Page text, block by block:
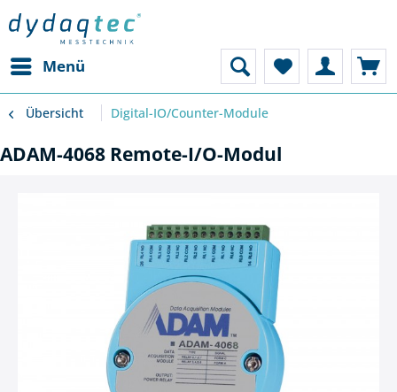
Menü
Übersicht Digital-IO/Counter-Module
ADAM-4068 Remote-I/O-Modul